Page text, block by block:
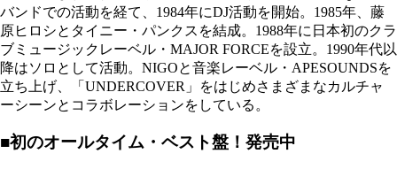
バンドでの活動を経て、1984年にDJ活動を開始。1985年、藤
原ヒロシとタイニー・パンクスを結成。1988年に日本初のクラ
ブミュージックレーベル・MAJOR FORCEを設立。1990年代以
降はソロとして活動。NIGOと音楽レーベル・APESOUNDSを
立ち上げ、「UNDERCOVER」をはじめさまざまなカルチャ
ーシーンとコラボレーションをしている。
■初のオールタイム・ベスト盤！発売中